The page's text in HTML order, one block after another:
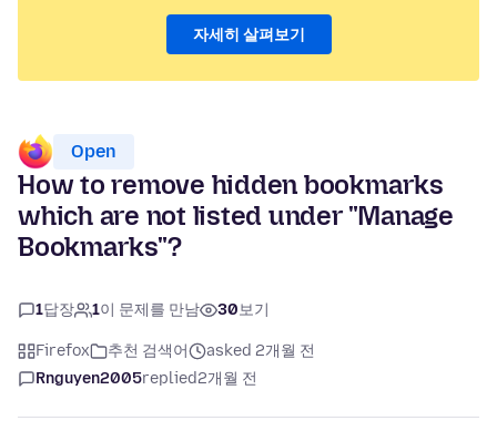
자세히 살펴보기
Open
How to remove hidden bookmarks
which are not listed under "Manage
Bookmarks"?
1답장 1이 문제를 만남 30보기
Firefox 추천 검색어
asked 2개월 전
Rnguyen2005replied2개월 전